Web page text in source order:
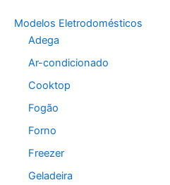
Modelos Eletrodomésticos
Adega
Ar-condicionado
Cooktop
Fogão
Forno
Freezer
Geladeira